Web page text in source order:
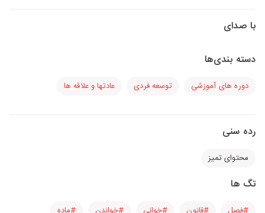
با صدای
دسته بندی‌ها
دوره های آموزشی توسعه فردی عادتها و علاقه ها
رده سنی
محتوای تمیز
تگ ها
#فصل #قانون #خوانی #خواندن #ماده